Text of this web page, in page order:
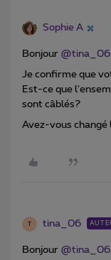
Sophie A
Bonjour @tina_06
Je confirme que
Est-ce que
sont câblés?
Avez-vous changé
T tina_06
Bonjour @tina_06